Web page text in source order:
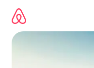
ಹೋಗಿ